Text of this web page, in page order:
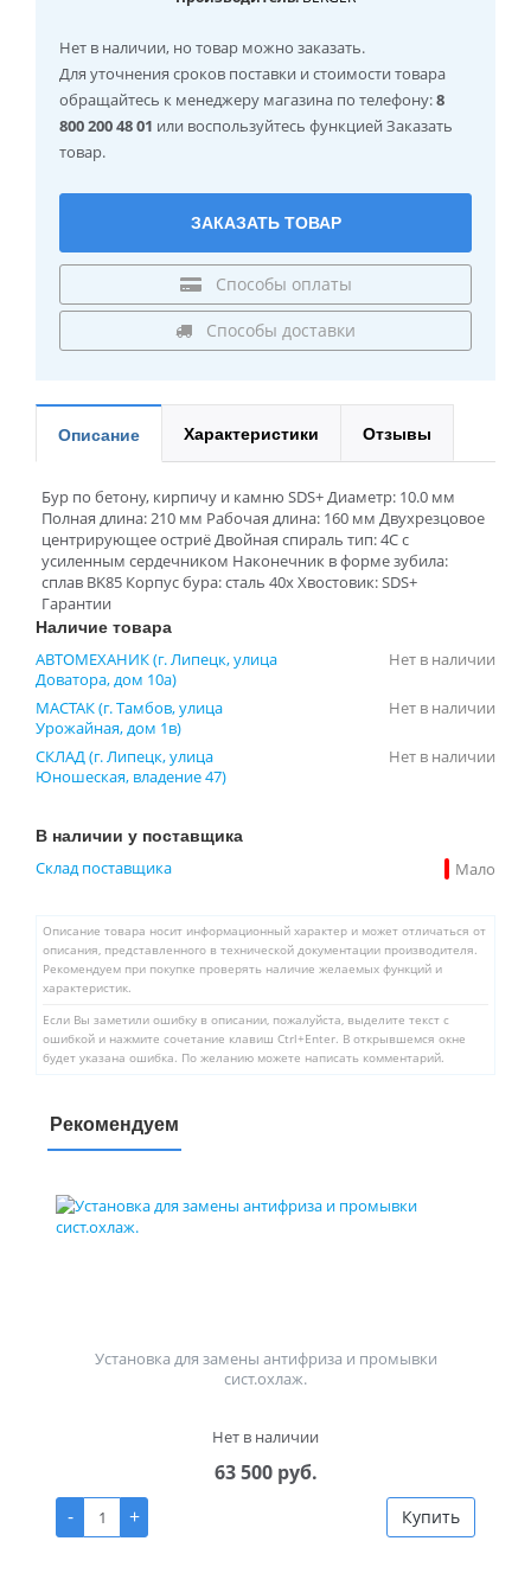
Нет в наличии, но товар можно заказать.
Для уточнения сроков поставки и стоимости товара
обращайтесь к менеджеру магазина по телефону:8
800 200 48 01 или воспользуйтесь функцией Заказать
товар.
ЗАКАЗАТЬ ТОВАР
Способы оплаты
Способы доставки
Описание Характеристики Отзывы
Бур по бетону, кирпичу и камню SDS+ Диаметр: 10.0 мм
Полная длина: 210 мм Рабочая длина: 160 мм Двухрезцовое
центрирующее остриё Двойная спираль тип: 4С с
усиленным сердечником Наконечник в форме зубила:
сплав BK85 Корпус бура: сталь 40х Хвостовик: SDS+
Гарантии
Наличие товара
АВТОМЕХАНИК (г. Липецк, улица
Доватора, дом 10а)
Нет в наличии
МАСТАК (г. Тамбов, улица
Урожайная, дом 1в)
Нет в наличии
СКЛАД (г. Липецк, улица
Юношеская, владение 47)
Нет в наличии
В наличии у поставщика
Склад поставщика Мало
Описание товара носит информационный характер и может отличаться от
описания, представленного в технической документации производителя.
Рекомендуем при покупке проверять наличие желаемых функций и
характеристик.
Если Вы заметили ошибку в описании, пожалуйста, выделите текст с
ошибкой и нажмите сочетание клавиш Ctrl+Enter. В открывшемся окне
будет указана ошибка. По желанию можете написать комментарий.
Рекомендуем
Установка для замены антифриза и промывки
сист.охлаж.
Нет в наличии
63 500 руб.
-
+ Купить